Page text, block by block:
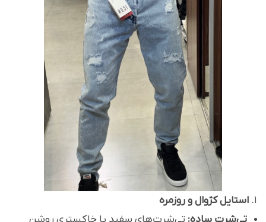
۱. استایل کژوال و روزمره